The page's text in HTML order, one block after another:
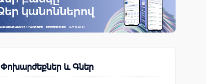
Փոխարժեքներ և Գներ